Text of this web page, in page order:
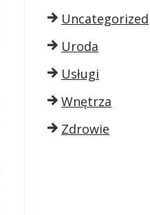
Uncategorized
Uroda
Usługi
Wnętrza
Zdrowie